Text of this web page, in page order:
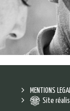
MENTIONS
Site